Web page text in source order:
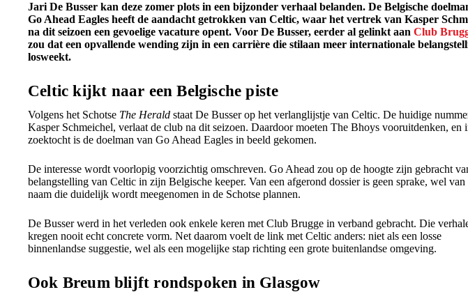
Jari De Busser kan deze zomer plots in een bijzonder verhaal belanden. De Belgische
Go Ahead Eagles heeft de aandacht getrokken van Celtic, waar het vertrek van Kasper
na dit seizoen een gevoelige vacature opent. Voor De Busser, eerder al gelinkt aan Club
zou dat een opvallende wending zijn in een carrière die stilaan meer internationale
losweekt.
Celtic kijkt naar een Belgische piste
Volgens het Schotse The Herald staat De Busser op het verlanglijstje van Celtic. De huidige
Kasper Schmeichel, verlaat de club na dit seizoen. Daardoor moeten The Bhoys vooruitdenken, en
zoektocht is de doelman van Go Ahead Eagles in beeld gekomen.
De interesse wordt voorlopig voorzichtig omschreven. Go Ahead zou op de hoogte zijn gebracht
belangstelling van Celtic in zijn Belgische keeper. Van een afgerond dossier is geen sprake, wel van
naam die duidelijk wordt meegenomen in de Schotse plannen.
De Busser werd in het verleden ook enkele keren met Club Brugge in verband gebracht. Die
kregen nooit echt concrete vorm. Net daarom voelt de link met Celtic anders: niet als een losse
binnenlandse suggestie, wel als een mogelijke stap richting een grote buitenlandse omgeving.
Ook Breum blijft rondspoken in Glasgow